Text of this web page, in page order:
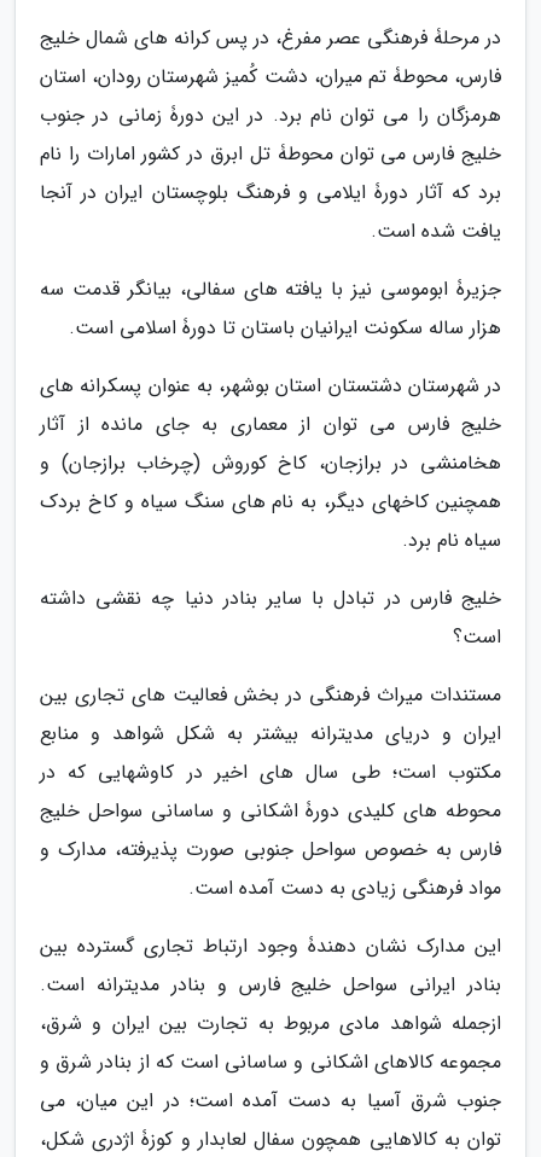
در مرحلۀ فرهنگی عصر مفرغ، در پس کرانه های شمال خلیج
فارس، محوطۀ تم میران، دشت کُمیز شهرستان رودان، استان
هرمزگان را می توان نام برد. در این دورۀ زمانی در جنوب
خلیج فارس می توان محوطۀ تل ابرق در کشور امارات را نام
برد که آثار دورۀ ایلامی و فرهنگ بلوچستان ایران در آنجا
یافت شده است.
جزیرۀ ابوموسی نیز با یافته های سفالی، بیانگر قدمت سه
هزار ساله سکونت ایرانیان باستان تا دورۀ اسلامی است.
در شهرستان دشتستان استان بوشهر، به عنوان پسکرانه های
خلیج فارس می توان از معماری به جای مانده از آثار
هخامنشی در برازجان، کاخ کوروش (چرخاب برازجان) و
همچنین کاخهای دیگر، به نام های سنگ سیاه و کاخ بردک
سیاه نام برد.
خلیج فارس در تبادل با سایر بنادر دنیا چه نقشی داشته
است؟
مستندات میراث فرهنگی در بخش فعالیت های تجاری بین
ایران و دریای مدیترانه بیشتر به شکل شواهد و منابع
مکتوب است؛ طی سال های اخیر در کاوشهایی که در
محوطه های کلیدی دورۀ اشکانی و ساسانی سواحل خلیج
فارس به خصوص سواحل جنوبی صورت پذیرفته، مدارک و
مواد فرهنگی زیادی به دست آمده است.
این مدارک نشان دهندۀ وجود ارتباط تجاری گسترده بین
بنادر ایرانی سواحل خلیج فارس و بنادر مدیترانه است.
ازجمله شواهد مادی مربوط به تجارت بین ایران و شرق،
مجموعه کالاهای اشکانی و ساسانی است که از بنادر شرق و
جنوب شرق آسیا به دست آمده است؛ در این میان، می
توان به کالاهایی همچون سفال لعابدار و کوزۀ اژدری شکل،